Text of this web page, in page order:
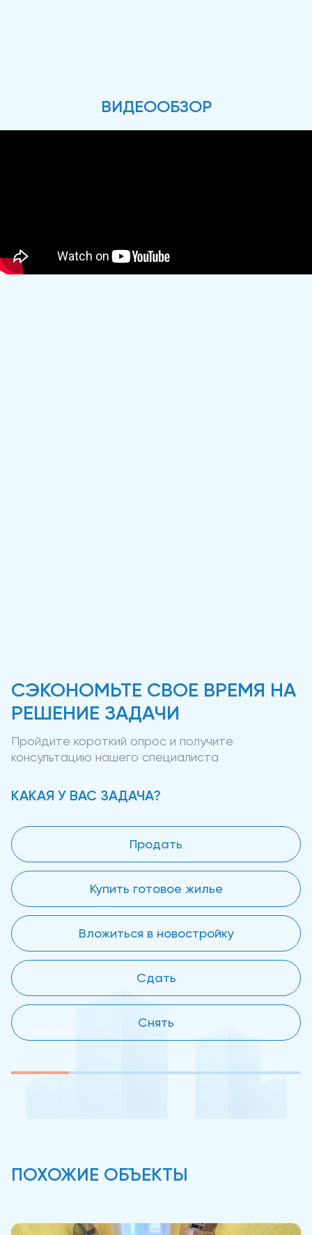
ВИДЕООБЗОР
СЭКОНОМЬТЕ СВОЕ ВРЕМЯ НА
РЕШЕНИЕ ЗАДАЧИ
Пройдите короткий опрос и получите
консультацию нашего специалиста
КАКАЯ У ВАС ЗАДАЧА?
Продать
Купить готовое жилье
Вложиться в новостройку
Сдать
Снять
ПОХОЖИЕ ОБЪЕКТЫ